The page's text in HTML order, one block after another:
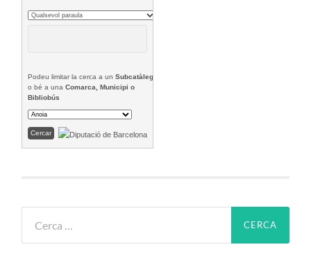
Podeu limitar la cerca a unSubcatàleg
o bé a unaComarca, Municipi o
Bibliobús